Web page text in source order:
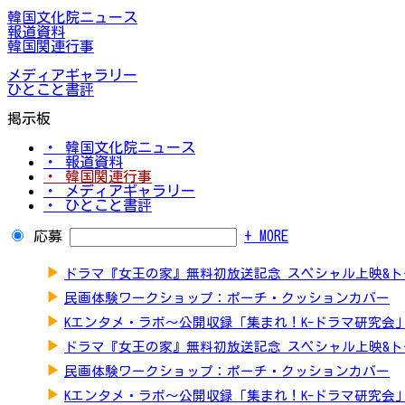
韓国文化院ニュース
報道資料
韓国関連行事
メディアギャラリー
ひとこと書評
掲示板
・ 韓国文化院ニュース
・ 報道資料
・ 韓国関連行事
・ メディアギャラリー
・ ひとこと書評
応募 + MORE
▶ ドラマ『女王の家』無料初放送記念 スペシャル上映&
▶ 民画体験ワークショップ：ポーチ・クッションカバー
▶ Kエンタメ・ラボ～公開収録「集まれ！K-ドラマ研究会」
▶ ドラマ『女王の家』無料初放送記念 スペシャル上映&
▶ 民画体験ワークショップ：ポーチ・クッションカバー
▶ Kエンタメ・ラボ～公開収録「集まれ！K-ドラマ研究会」